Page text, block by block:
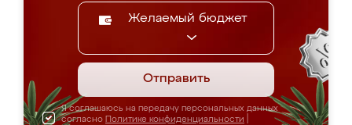
Желаемый бюджет
Отправить
Я соглашаюсь на передачу персональных данных
согласно Политике конфиденциальности